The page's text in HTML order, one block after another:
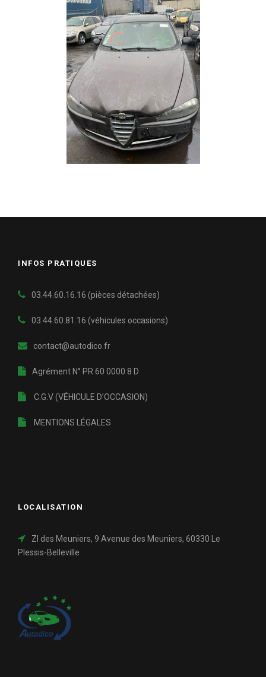
INFOS PRATIQUES
03.44.60.16.16 (pièces détachées)
03.44.60.81.16 (véhicules occasions)
contact@autodico.fr
Agrément N° PR 60 0000 8 D
C.G.V (VÉHICULE D’OCCASION)
MENTIONS LÉGALES
LOCALISATION
ZI des Meuniers, 9 Avenue des Meuniers, 60330 Le
Plessis-Belleville